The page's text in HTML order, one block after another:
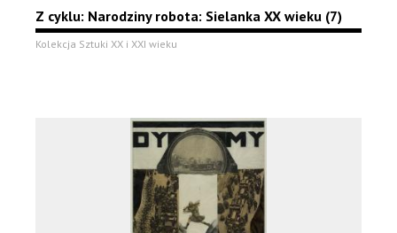
Z cyklu: Narodziny robota: Sielanka XX wieku (7)
Kolekcja Sztuki XX i XXI wieku